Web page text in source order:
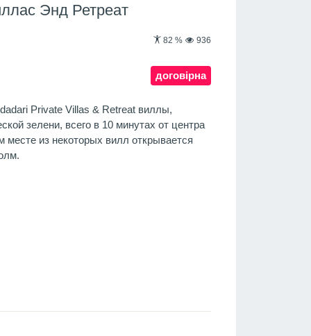
Энд Ретреат
82 % 936
договірна
Private Villas & Retreat виллы,
зелени, всего в 10 минутах от центра
месте из некоторых вилл открывается